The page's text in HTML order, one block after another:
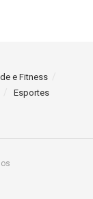
e Fitness
Esportes